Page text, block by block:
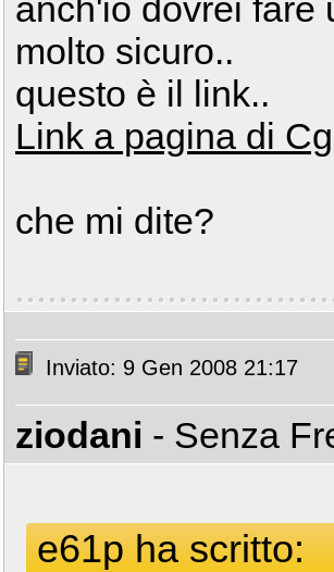
anch'io dovrei fare
molto sicuro..
questo è il link..
Link a pagina di
che mi dite?
Inviato: 9 Gen 2008 21:17
ziodani - Senza
e61p ha scritto: